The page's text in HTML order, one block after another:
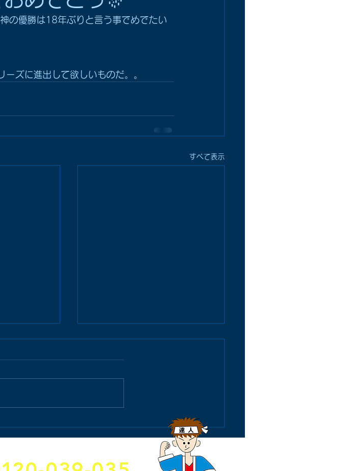
の優勝は18年ぶりと言う事でめでたい
ズに進出して欲しいものだ。。
すべて表示
のリポー
災害が教えてくれる「水の大
切さ」。だから今日も一件一
件を丁寧に。